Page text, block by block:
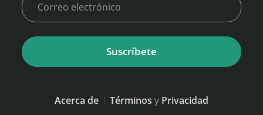
(6–11 años): 6,000…
Suscríbete
Acerca de Términos y Privacidad